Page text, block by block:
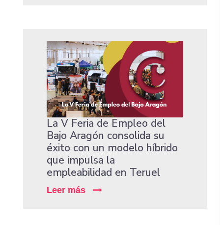
La V Feria de Empleo del
Bajo Aragón consolida su
éxito con un modelo híbrido
que impulsa la
empleabilidad en Teruel
Leer más